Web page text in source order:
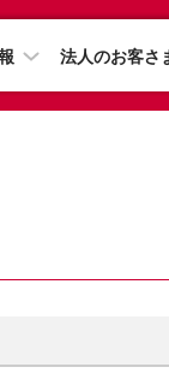
法人のお客さ